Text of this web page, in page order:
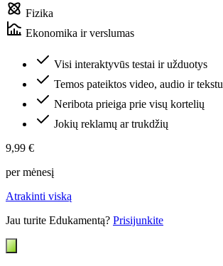
Fizika
Ekonomika ir verslumas
Visi interaktyvūs testai ir užduotys
Temos pateiktos video, audio ir tekstu
Neribota prieiga prie visų kortelių
Jokių reklamų ar trukdžių
9,99 €
per mėnesį
Atrakinti viską
Jau turite Edukamentą? Prisijunkite